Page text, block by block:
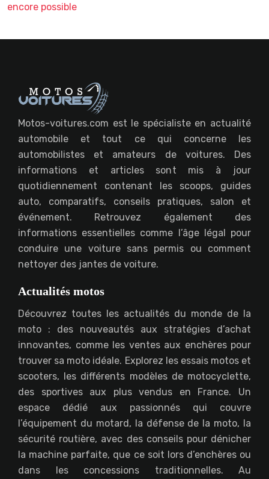
encore possible
Motos-voitures.com est le spécialiste en actualité
automobile et tout ce qui concerne les
automobilistes et amateurs de voitures. Des
informations et articles sont mis à jour
quotidiennement contenant les scoops, guides
auto, comparatifs, conseils pratiques, salon et
événement. Retrouvez également des
informations essentielles comme l’âge légal pour
conduire une voiture sans permis ou comment
nettoyer des jantes de voiture.
Actualités motos
Découvrez toutes les actualités du monde de la
moto : des nouveautés aux stratégies d’achat
innovantes, comme les ventes aux enchères pour
trouver sa moto idéale. Explorez les essais motos et
scooters, les différents modèles de motocyclette,
des sportives aux plus vendus en France. Un
espace dédié aux passionnés qui couvre
l’équipement du motard, la défense de la moto, la
sécurité routière, avec des conseils pour dénicher
la machine parfaite, que ce soit lors d’enchères ou
dans les concessions traditionnelles. Au